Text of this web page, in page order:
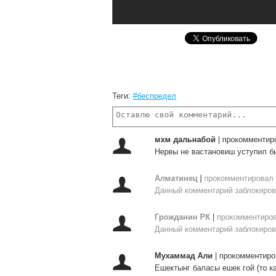
Теги: #беспредел
мхм дальнабой
Нервы не вастановиш уступил
Алматинец
Данный комментарий
Грожданин РК
Данный комментарий
Мухаммад Али
Ешектынг баласы ешек гой (то